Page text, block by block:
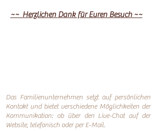
~~ Herzlichen Dank für Euren Besuch ~~
Das Familienunternehmen setzt auf persönlichen
Kontakt und bietet verschiedene Möglichkeiten der
Kommunikation: ob über den Live-Chat auf der
Website, telefonisch oder perE-Mail.